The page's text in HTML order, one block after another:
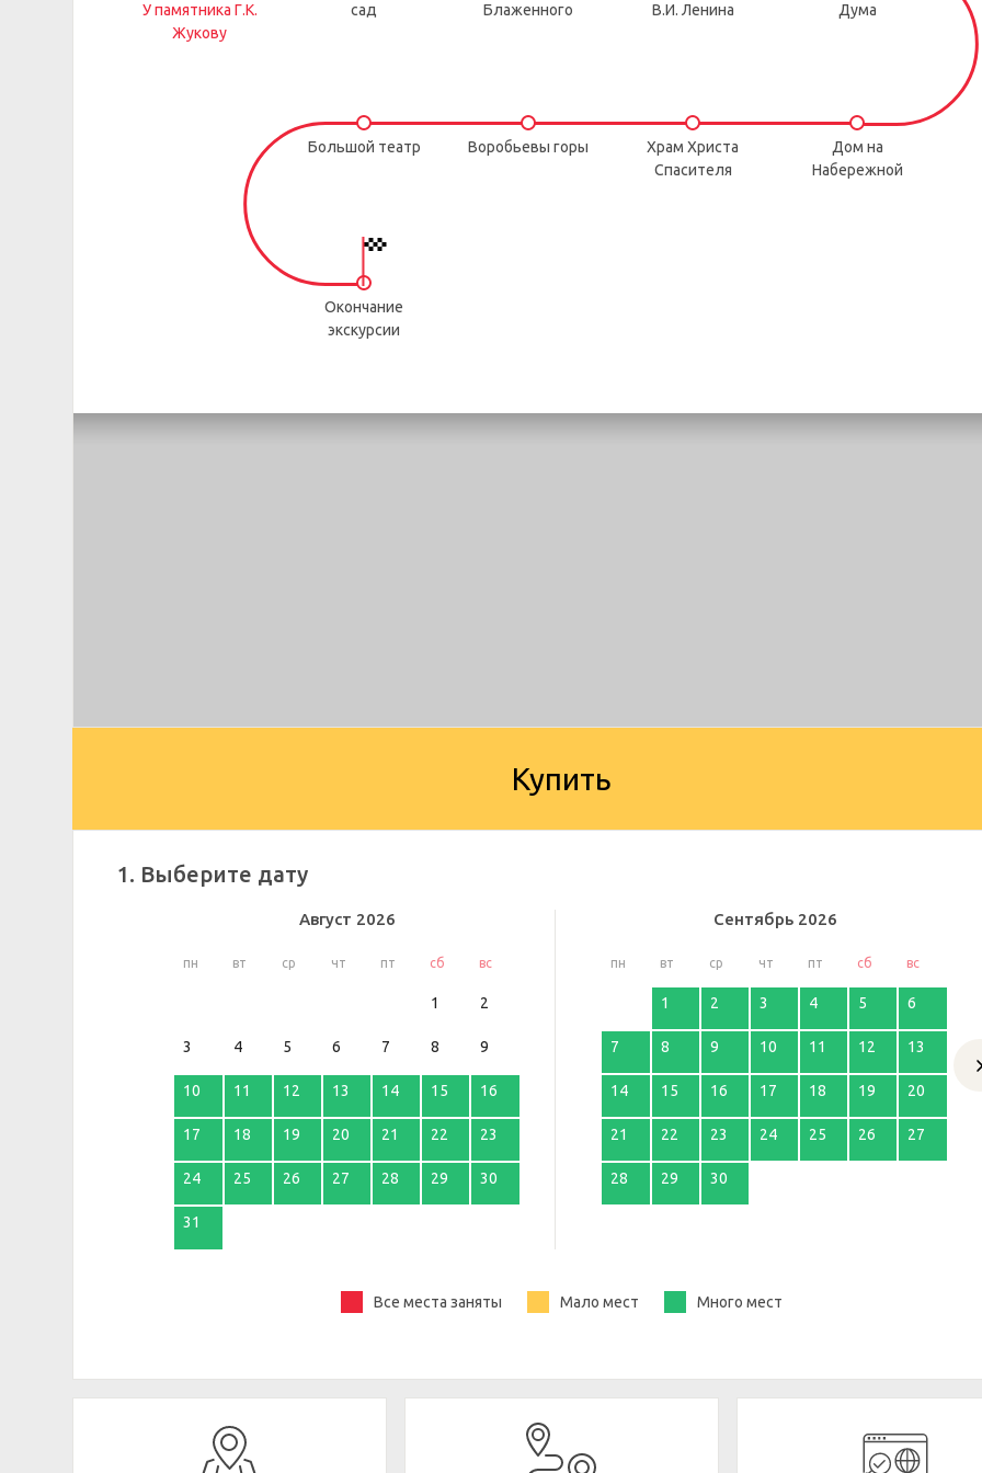
У памятника Г.К.
Жукову
сад
Блаженного
В.И. Ленина
Дума
Дом на
Набережной
Храм Христа
Спасителя
Воробьевы горы
Большой театр
Окончание
экскурсии
Купить
1. Выберите дату
Август 2026
пн вт ср чт пт сб вс
1 2
3 4 5 6 7 8 9
10 11 12 13 14 15 16
17 18 19 20 21 22 23
24 25 26 27 28 29 30
31
Сентябрь 2026
пн вт ср чт пт сб вс
1 2 3 4 5 6
7 8 9 10 11 12 13
14 15 16 17 18 19 20
21 22 23 24 25 26 27
28 29 30
Все места заняты Мало мест Много мест